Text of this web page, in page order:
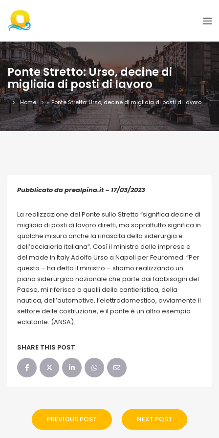
Ponte Stretto: Urso, decine di
migliaia di posti di lavoro
Home » Ponte Stretto: Urso, decine di migliaia di posti di lavoro
Pubblicato da prealpina.it – 17/03/2023
La realizzazione del Ponte sullo Stretto “significa decine di
migliaia di posti di lavoro diretti, ma soprattutto significa in
qualche misura anche la rinascita della siderurgia e
dell’acciaieria italiana”. Così il ministro delle imprese e
del made in Italy Adolfo Urso a Napoli per Feuromed. “Per
questo – ha detto il ministro – stiamo realizzando un
piano siderurgico nazionale che parte dai fabbisogni del
Paese, mi riferisco a quelli della cantieristica, della
nautica, dell’automotive, l’elettrodomestico, ovviamente il
settore delle costruzione, e il ponte è un altro esempio
eclatante. (ANSA).
SHARE THIS POST
PREVIOUS POST NEXT POST